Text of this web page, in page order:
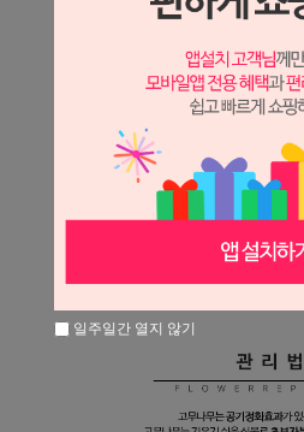
일주일간 열지 않기